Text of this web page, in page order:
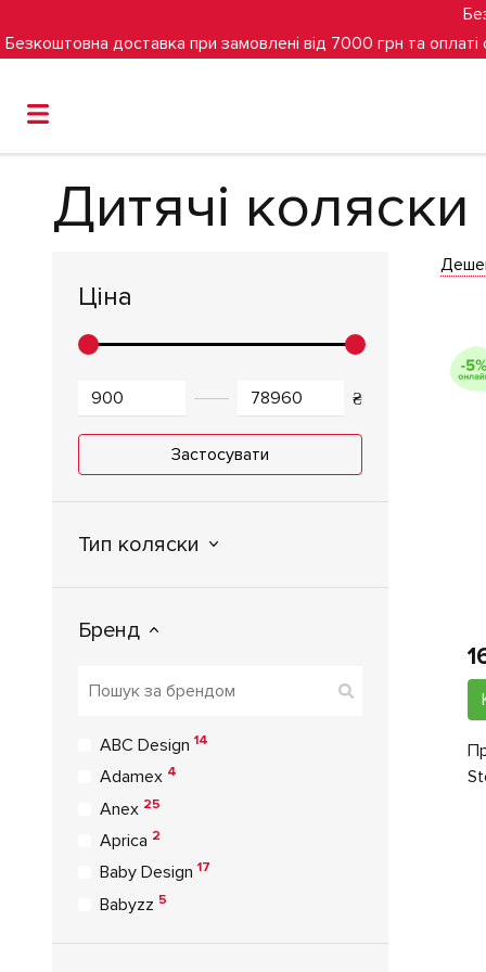
Безкоштовна доставка при замовлені від 7000 грн та оплаті
Дитячі коляски
Ціна
₴
Застосувати
Тип коляски
Бренд
ABC Design14
Adamex 4
Anex 25
Aprica 2
Baby Design17
Babyzz 5